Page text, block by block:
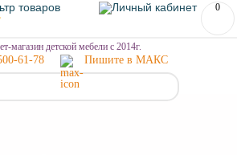
0
магазин детской мебели с 2014г.
61-78 Пишите в МАКС